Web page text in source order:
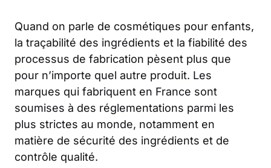
Quand on parle de cosmétiques pour enfants,
la traçabilité des ingrédients et la fiabilité des
processus de fabrication pèsent plus que
pour n’importe quel autre produit. Les
marques qui fabriquent en France sont
soumises à des réglementations parmi les
plus strictes au monde, notamment en
matière de sécurité des ingrédients et de
contrôle qualité.